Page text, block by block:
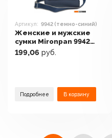
Артикул: 9942 (темно-синий)
Женские и мужские
сумки Mironpan 9942
(темно-синий)
199,06 руб.
Подробнее В корзину